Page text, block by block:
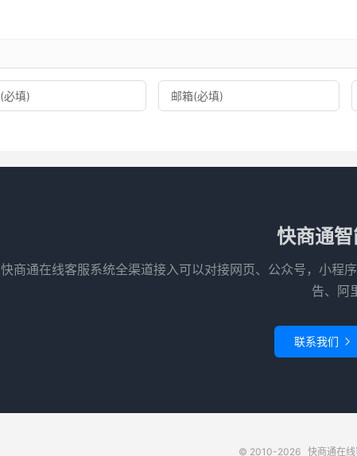
快商通
快商通在线客服系统全渠道接入可以对接网页、公众号，小程
告、阿
联系我们 
© 2010-2026 快商通在